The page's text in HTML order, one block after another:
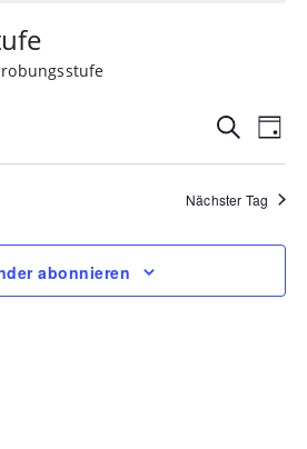
und
SucheTag
Nächster Tag
abonnieren